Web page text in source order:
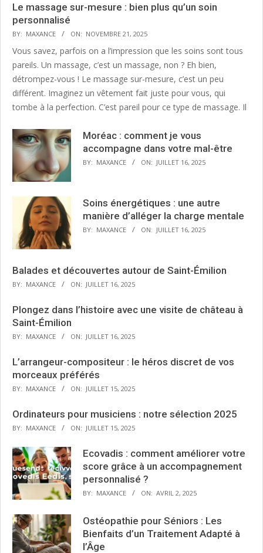
Le massage sur-mesure : bien plus qu’un soin
personnalisé
BY: MAXANCE ON: NOVEMBRE 21, 2025
Vous savez, parfois on a l’impression que les soins sont tous
pareils. Un massage, c’est un massage, non ? Eh bien,
détrompez-vous ! Le massage sur-mesure, c’est un peu
différent. Imaginez un vêtement fait juste pour vous, qui
tombe à la perfection. C’est pareil pour ce type de massage. Il
Moréac : comment je vous
accompagne dans votre mal-être
BY: MAXANCE ON: JUILLET 16, 2025
Soins énergétiques : une autre
manière d’alléger la charge mentale
BY: MAXANCE ON: JUILLET 16, 2025
Balades et découvertes autour de Saint-Émilion
BY: MAXANCE ON: JUILLET 16, 2025
Plongez dans l’histoire avec une visite de château à
Saint-Émilion
BY: MAXANCE ON: JUILLET 16, 2025
L’arrangeur-compositeur : le héros discret de vos
morceaux préférés
BY: MAXANCE ON: JUILLET 15, 2025
Ordinateurs pour musiciens : notre sélection 2025
BY: MAXANCE ON: JUILLET 15, 2025
Ecovadis : comment améliorer votre
score grâce à un accompagnement
personnalisé ?
BY: MAXANCE ON: AVRIL 2, 2025
Ostéopathie pour Séniors : Les
Bienfaits d’un Traitement Adapté à
l’Âge